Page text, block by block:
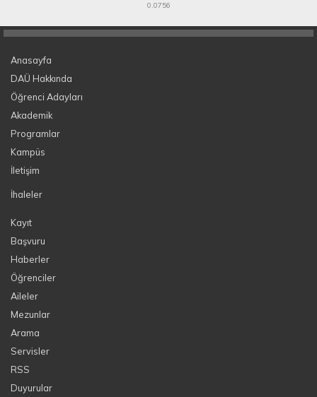
0.0756
Anasayfa
DAÜ Hakkında
Öğrenci Adayları
Akademik
Programlar
Kampüs
İletişim
İhaleler
Kayıt
Başvuru
Haberler
Öğrenciler
Aileler
Mezunlar
Arama
Servisler
RSS
Duyurular